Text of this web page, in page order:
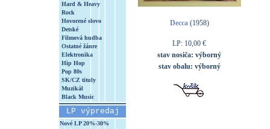
Hard & Heavy
Rock
Hovorené slovo
Detské
Filmová hudba
Ostatné žánre
Elektronika
Hip Hop
Pop 80s
SK/CZ tituly
Muzikál
Black Music
LP výpredaj
Nové LP 20%-30%
Decca(1958)
LP: 10,00 €
stav nosiča: výborný
stav obalu: výborný